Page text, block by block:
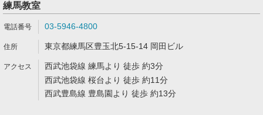
練馬教室
03-5946-4800
東京都練馬区豊玉北5-15-14 岡田ビル
西武池袋線 練馬より 徒歩 約3分
西武池袋線 桜台より 徒歩 約11分
西武豊島線 豊島園より 徒歩 約13分